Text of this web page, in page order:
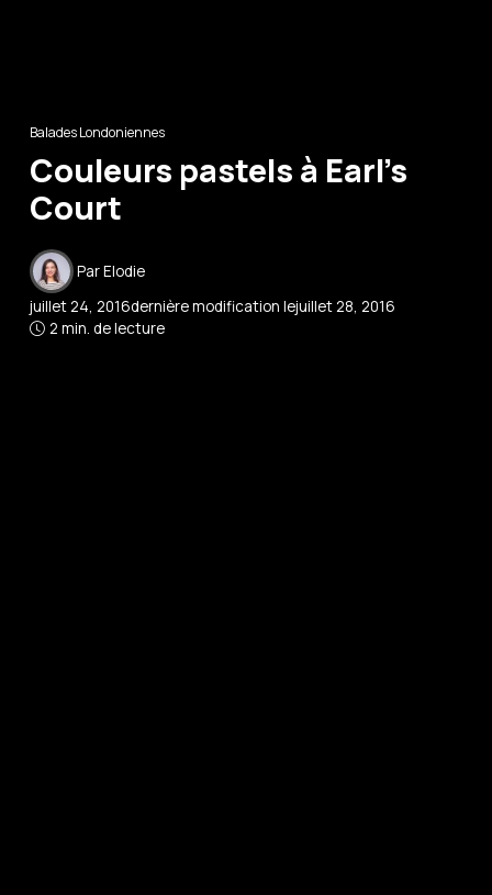
Balades Londoniennes
Couleurs pastels à Earl’s
Court
ParElodie
juillet 24, 2016dernière modification lejuillet 28, 2016
2 min. de lecture